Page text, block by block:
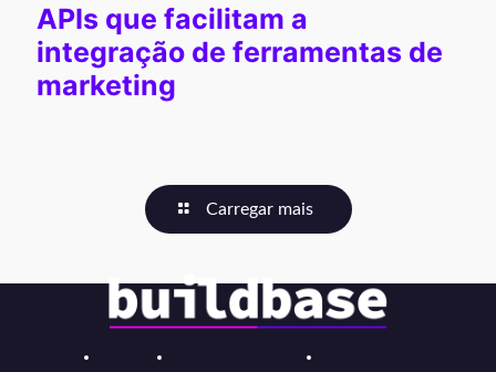
APIs que facilitam a
integração de ferramentas de
marketing
Carregar mais